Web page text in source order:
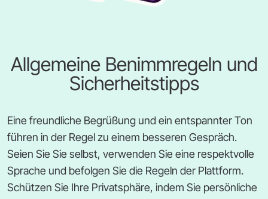
Allgemeine Benimmregeln und
Sicherheitstipps
Eine freundliche Begrüßung und ein entspannter Ton
führen in der Regel zu einem besseren Gespräch.
Seien Sie Sie selbst, verwenden Sie eine respektvolle
Sprache und befolgen Sie die Regeln der Plattform.
Schützen Sie Ihre Privatsphäre, indem Sie persönliche